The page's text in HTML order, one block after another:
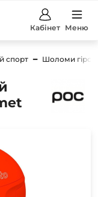
Кабінет Меню
спорт Шоломи